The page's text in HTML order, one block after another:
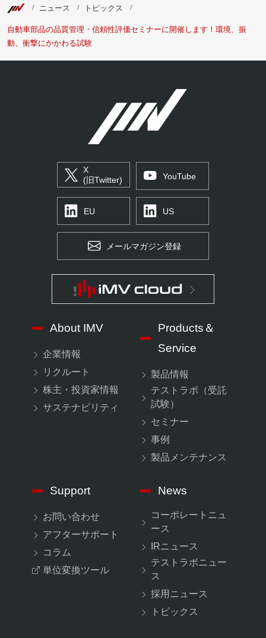
ニュース トピックス
自動車部品の品質管理・信頼性評価セミナーに開催します！環境、振
動、衝撃にかかわる試験
X
(旧Twitter)
YouTube
EU US
メールマガジン登録
About IMV
企業情報
リクルート
株主・投資家情報
サステナビリティ
Products＆
Service
製品情報
テストラボ（受託
試験）
セミナー
事例
製品メンテナンス
Support
お問い合わせ
アフターサポート
コラム
単位変換ツール
News
コーポレートニュ
ース
IRニュース
テストラボニュー
ス
採用ニュース
トピックス